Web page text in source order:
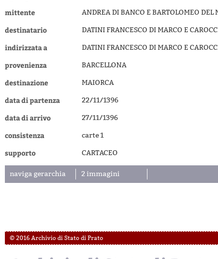
mittente ANDREA DI BANCO E BARTOLOMEO DEL
destinatario DATINI FRANCESCO DI MARCO E
indirizzata a DATINI FRANCESCO DI MARCO E
provenienza BARCELLONA
destinazione MAIORCA
data di partenza 22/11/1396
data di arrivo 27/11/1396
consistenza carte 1
supporto CARTACEO
naviga gerarchia 2 immagini
© 2016 Archivio di Stato di Prato